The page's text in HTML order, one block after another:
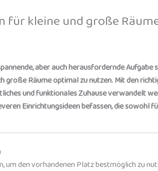
für kleine und große
aber auch herausfordernde Aufgabe
große Räume optimal zu nutzen. Mit den
und funktionales Zuhause verwandelt
Einrichtungsideen befassen, die sowohl
um den vorhandenen Platz bestmöglich zu